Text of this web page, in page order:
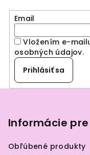
Email
Vložením e-
osobných údajov.
Prihlásiť sa
Informácie
Obľúbené produkty